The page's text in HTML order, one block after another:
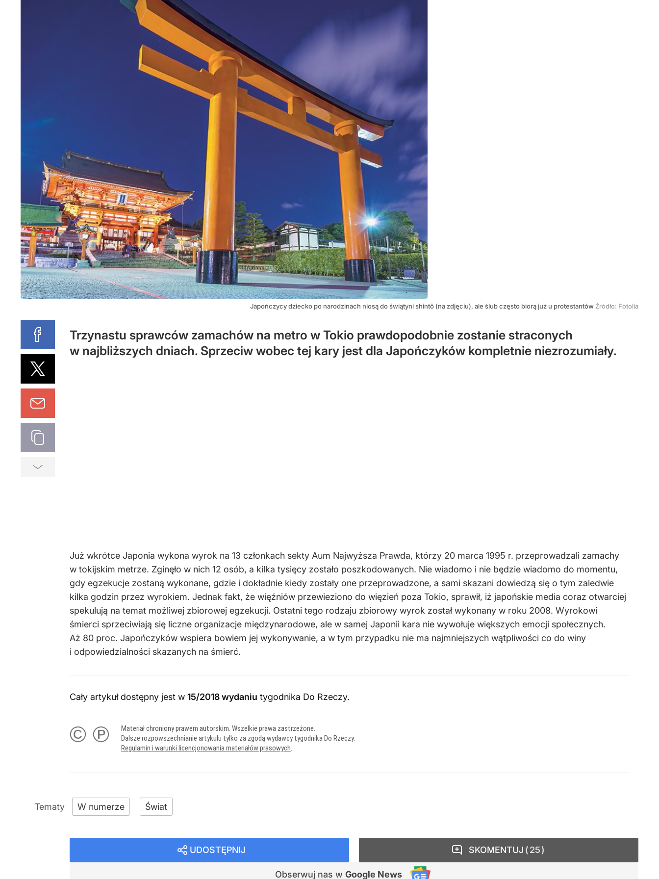
Japończycy dziecko po narodzinach niosą do świątyni shintō (na zdjęciu), ale ślub często biorą już u protestantów Źródło: Fotolia
Trzynastu sprawców zamachów na metro w Tokio prawdopodobnie zostanie straconych
w najbliższych dniach. Sprzeciw wobec tej kary jest dla Japończyków kompletnie niezrozumiały.
Już wkrótce Japonia wykona wyrok na 13 członkach sekty Aum Najwyższa Prawda, którzy 20 marca 1995 r. przeprowadzali zamachy
w tokijskim metrze. Zginęło w nich 12 osób, a kilka tysięcy zostało poszkodowanych. Nie wiadomo i nie będzie wiadomo do momentu,
gdy egzekucje zostaną wykonane, gdzie i dokładnie kiedy zostały one przeprowadzone, a sami skazani dowiedzą się o tym zaledwie
kilka godzin przez wyrokiem. Jednak fakt, że więźniów przewieziono do więzień poza Tokio, sprawił, iż japońskie media coraz otwarciej
spekulują na temat możliwej zbiorowej egzekucji. Ostatni tego rodzaju zbiorowy wyrok został wykonany w roku 2008. Wyrokowi
śmierci sprzeciwiają się liczne organizacje międzynarodowe, ale w samej Japonii kara nie wywołuje większych emocji społecznych.
Aż 80 proc. Japończyków wspiera bowiem jej wykonywanie, a w tym przypadku nie ma najmniejszych wątpliwości co do winy
i odpowiedzialności skazanych na śmierć.
Cały artykuł dostępny jest w 15/2018 wydaniu tygodnika Do Rzeczy.
© ℗
Materiał chroniony prawem autorskim. Wszelkie prawa zastrzeżone.
Dalsze rozpowszechnianie artykułu tylko za zgodą wydawcy tygodnika Do Rzeczy.
Regulamin i warunki licencjonowania materiałów prasowych.
W numerze Świat
UDOSTĘPNIJ
Obserwuj nas w Google News
SKOMENTUJ 25